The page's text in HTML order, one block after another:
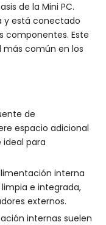
de la Mini PC.
y está conectado
componentes. Este
común en los
de
espacio adicional
ideal para
interna
e integrada,
externos.
internas suelen